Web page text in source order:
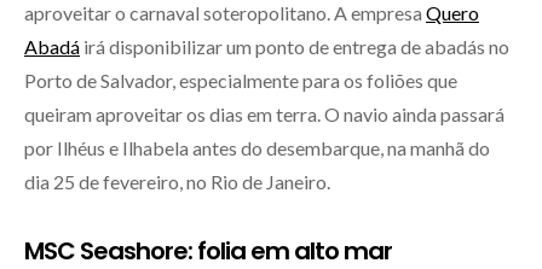
aproveitar o carnaval soteropolitano. A empresa Quero
Abadá irá disponibilizar um ponto de entrega de abadás no
Porto de Salvador, especialmente para os foliões que
queiram aproveitar os dias em terra. O navio ainda passará
por Ilhéus e Ilhabela antes do desembarque, na manhã do
dia 25 de fevereiro, no Rio de Janeiro.
MSC Seashore: folia em alto mar